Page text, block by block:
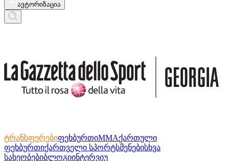
ავტორიზაცია
ტრანსფერებიფეხბურთიMMAქართული
ფეხბურთიქართველი სპორტსმენებისხვა
სახეობებიბლოგიინტერვიუ